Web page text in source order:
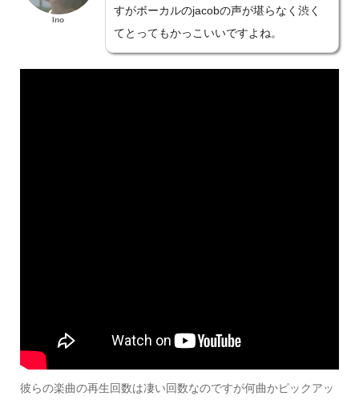
Ino
すがボーカルのjacobの声が堪らなく渋く
てとってもかっこいいですよね。
彼らの楽曲の再生回数は凄い回数なのですが何曲かピックアッ